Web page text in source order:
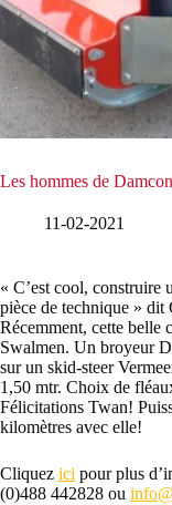
Les hommes de
11-02-2021
« C’est cool, construire
pièce de technique » dit
Récemment, cette belle
Swalmen. Un broyeur
sur un skid-steer
1,50 mtr. Choix de
Félicitations Twan!
kilomètres avec elle!
Cliquez ici pour plus
(0)488 442828 ou